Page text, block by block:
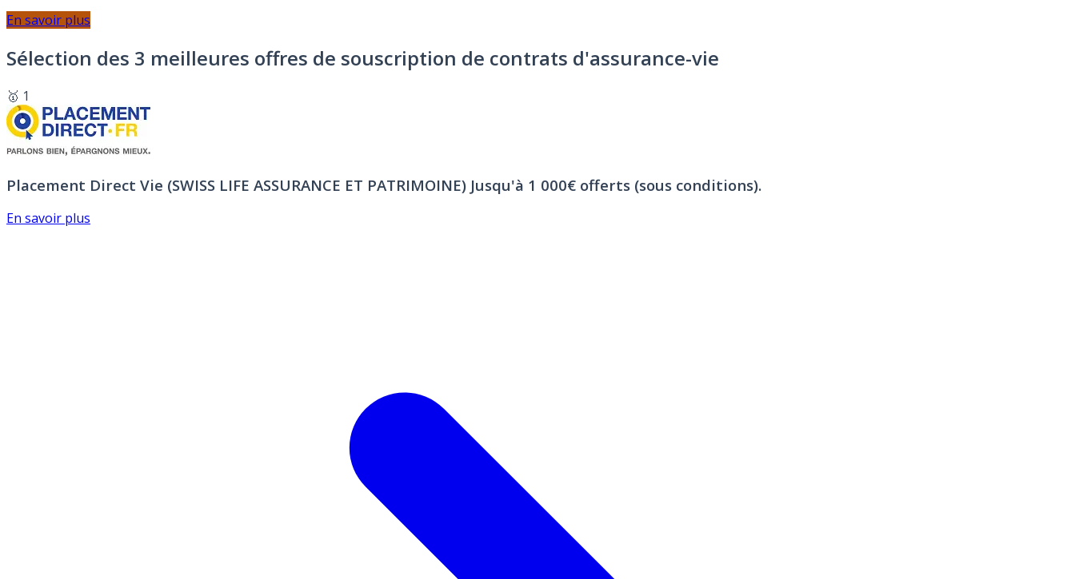
En savoir plus
Sélection des 3 meilleures offres de souscription de contrats d'assurance-vie
🥇 1
Placement Direct Vie (SWISS LIFE ASSURANCE ET PATRIMOINE) Jusqu'à 1 000€ offerts (sous conditions).
En savoir plus